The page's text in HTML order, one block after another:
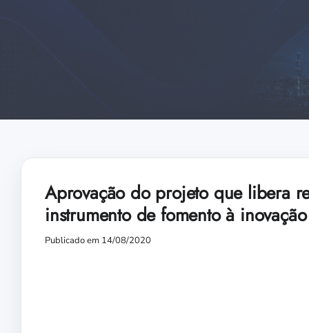
Aprovação do projeto que libera
instrumento de fomento à
Publicado em 14/08/2020